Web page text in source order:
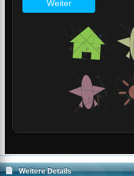
Weitere Details